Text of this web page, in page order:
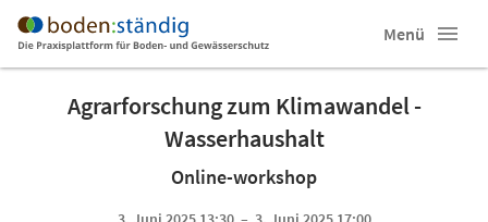
Menü
Agrarforschung zum Klimawandel -
Wasserhaushalt
Online-workshop